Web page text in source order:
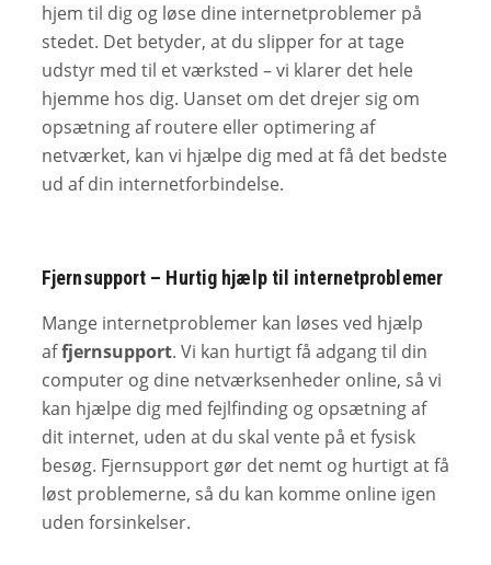
hjem til dig og løse dine internetproblemer på
stedet. Det betyder, at du slipper for at tage
udstyr med til et værksted – vi klarer det hele
hjemme hos dig. Uanset om det drejer sig om
opsætning af routere eller optimering af
netværket, kan vi hjælpe dig med at få det bedste
ud af din internetforbindelse.
Fjernsupport – Hurtig hjælp til internetproblemer
Mange internetproblemer kan løses ved hjælp
affjernsupport. Vi kan hurtigt få adgang til din
computer og dine netværksenheder online, så vi
kan hjælpe dig med fejlfinding og opsætning af
dit internet, uden at du skal vente på et fysisk
besøg. Fjernsupport gør det nemt og hurtigt at få
løst problemerne, så du kan komme online igen
uden forsinkelser.